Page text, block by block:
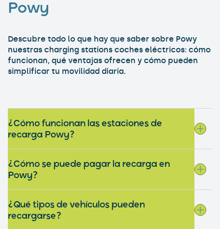
Powy
Descubre todo lo que hay que saber sobre Powy
nuestras charging stations coches eléctricos: cómo
funcionan, qué ventajas ofrecen y cómo pueden
simplificar tu movilidad diaria.
¿Cómo funcionan las estaciones de
recarga Powy?
¿Cómo se puede pagar la recarga en
Powy?
¿Qué tipos de vehículos pueden
recargarse?